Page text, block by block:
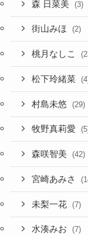
森 日菜美 (3)
街山みほ (2)
桃月なしこ
松下玲緒菜
村島未悠 (29)
牧野真莉愛
森咲智美 (42)
宮崎あみさ
未梨一花 (7)
水湊みお (7)